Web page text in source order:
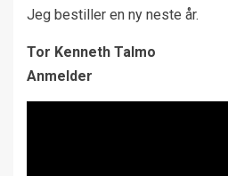
Jeg bestiller en ny neste år.
Tor Kenneth Talmo
Anmelder